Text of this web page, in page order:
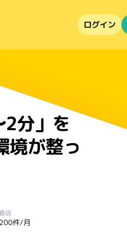
ログイン
分」を
境が整っ
信
件/月